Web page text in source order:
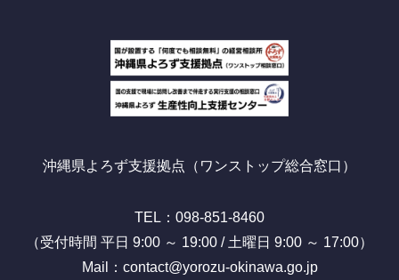
沖縄県よろず支援拠点（ワンストップ総合窓口）
TEL：098-851-8460
（受付時間 平日 9:00 ～ 19:00 / 土曜日 9:00 ～ 17:00）
Mail：contact@yorozu-okinawa.go.jp